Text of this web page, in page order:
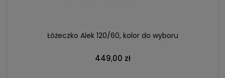
Łóżeczko Alek 120/60, kolor do wyboru
449,00 zł